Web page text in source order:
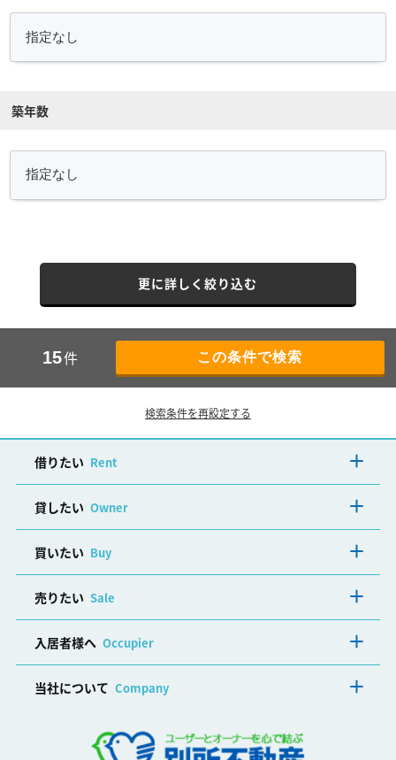
築年数
更に詳しく絞り込む
15件
検索条件を再設定する
借りたい Rent
貸したい Owner
買いたい Buy
売りたい Sale
入居者様へ Occupier
当社について Company